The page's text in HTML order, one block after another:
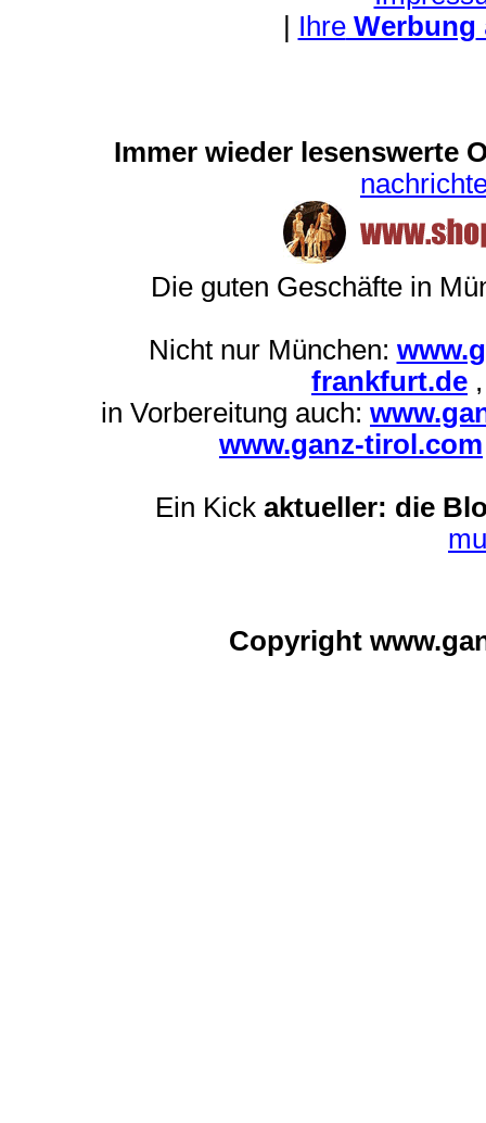
IhreWerbung
Immer wieder lesenswerte
Die guten Geschäfte in
Nicht nur München:
frankfurt.de
in Vorbereitung auch:
www.ganz-tirol.com
Ein Kick aktueller: die
Copyright